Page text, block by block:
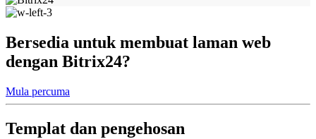
Bersedia untuk membuat laman web
dengan Bitrix24?
Mula percuma
Templat dan pengehosan